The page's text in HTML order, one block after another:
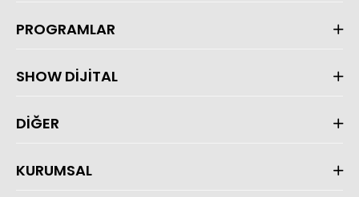
PROGRAMLAR
SHOW DİJİTAL
DİĞER
KURUMSAL